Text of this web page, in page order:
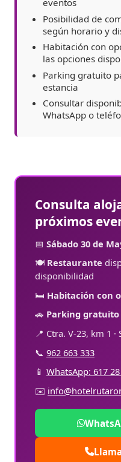
eventos
Posibilidad de
según horario y
Habitación con
las opciones
Parking gratuito
estancia
Consultar
WhatsApp o
Consulta
próximos
📅 Sábado 30 de
🍽️ Restaurante
disponibilidad
🛏️ Habitación con
🚗 Parking gratuito
📍 Ctra. V-23, km 1
📞 962 663 333
📱 WhatsApp: 617
✉️